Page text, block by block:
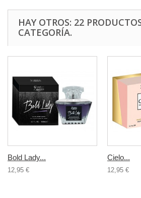
HAY OTROS: 22
CATEGORÍA.
Bold Lady...
12,95 €
Cielo...
12,95 €